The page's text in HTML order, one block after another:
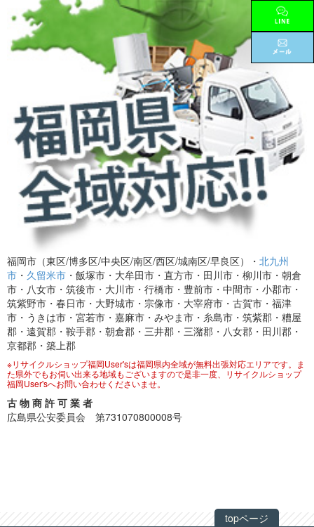
福岡市（東区/博多区/中央区/南区/西区/城南区/早良区）・ 北九州
市 ・ 久留米市 ・飯塚市・大牟田市・直方市・田川市・柳川市・朝倉
市・八女市・筑後市・大川市・行橋市・豊前市・中間市・小郡市・
筑紫野市・春日市・大野城市・宗像市・大宰府市・古賀市・福津
市・うきは市・宮若市・嘉麻市・みやま市・糸島市・筑紫郡・糟屋
郡・遠賀郡・鞍手郡・朝倉郡・三井郡・三潴郡・八女郡・田川郡・
京都郡・築上郡
※リサイクルショップ福岡User'sは福岡県内全域が無料出張対応エリアです。ま
た県外でもお伺い出来る地域もございますので是非一度、リサイクルショップ
福岡User'sへお問い合わせくださいませ。
古 物 商 許 可 業 者
広島県公安委員会 第731070800008号
topページ